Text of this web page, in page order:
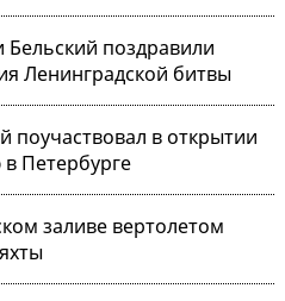
Бельский поздравили
Ленинградской битвы
поучаствовал в открытии
Петербурге
заливе вертолетом